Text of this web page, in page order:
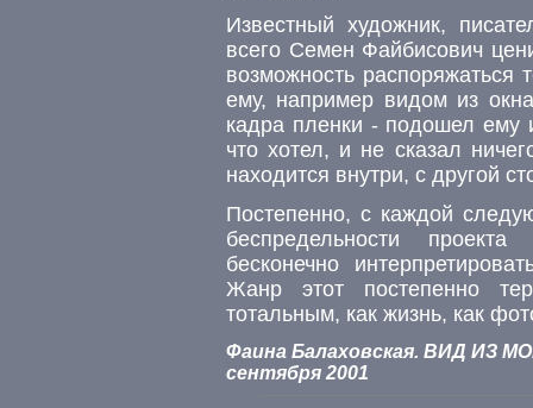
Известный художник,
всего Семен Файбисович
возможность распоряжаться
ему, например видом из
кадра пленки - подошел ему
что хотел, и не сказал
находится внутри, с другой
Постепенно, с каждой
беспредельности
бесконечно
Жанр этот постепенно
тотальным, как жизнь, как
Фаина Балаховская. ВИД ИЗ
сентября 2001